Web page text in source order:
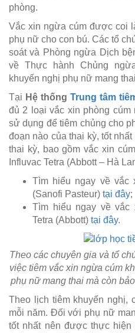
phòng.
Vắc xin ngừa cúm được coi
phụ nữ cho con bú. Các tổ
soát và Phòng ngừa Dịch
về Thực hành Chủng
khuyến nghị phụ nữ mang
Tại Hệ thống Trung tâm
đủ 2 loại vắc xin phòng
sử dụng để tiêm chủng cho
đoạn nào của thai kỳ, tốt
thai kỳ, bao gồm vắc xin
Influvac Tetra (Abbott – Hà
Tìm hiểu ngay về vắc
(Sanofi Pasteur) tại đây;
Tìm hiểu ngay về vắc
Tetra (Abbott) tại đây.
Theo các chuyên gia và tổ
việc tiêm vắc xin ngừa cúm
phụ nữ mang thai mà còn
Theo lịch tiêm khuyến nghị,
mỗi năm. Đối với phụ nữ
tốt nhất nên được thực